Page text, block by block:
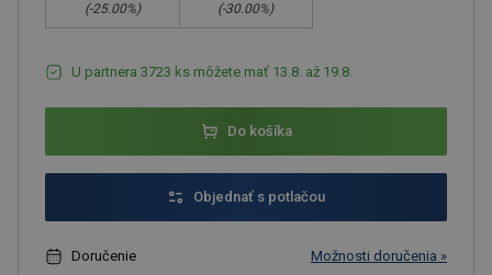
(-25.00%)
(-30.00%)
U partnera 3723 ks môžete mať 13.8. až 19.8.
Do košíka
Objednať s potlačou
Doručenie Možnosti doručenia »